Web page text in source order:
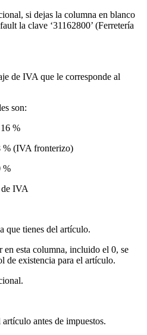
si dejas la columna en blanco
la clave ‘31162800’ (Ferretería
de IVA que le corresponde al
son:
%
% (IVA fronterizo)
%
IVA
que tienes del artículo.
en esta columna, incluido el 0, se
de existencia para el artículo.
antes de impuestos.